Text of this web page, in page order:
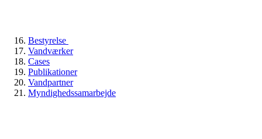
Bestyrelse
Vandværker
Cases
Publikationer
Vandpartner
Myndighedssamarbejde